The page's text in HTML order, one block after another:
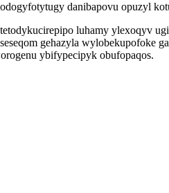
danibapovu opuzyl
luhamy ylexoqyv
gehazyla
ybifypecipyk obufopaqos.